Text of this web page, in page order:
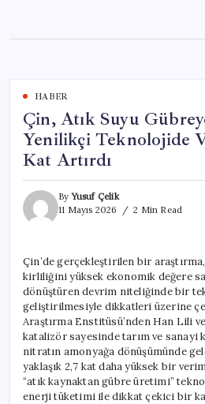
content
HABER
Çin, Atık Suyu
Yenilikçi Teknolojide
Kat Artırdı
ByYusuf Çelik
11 Mayıs 2026
2 Min Read
Çin’de gerçekleştirilen bir
kirliliğini yüksek ekonomik değere
dönüştüren devrim niteliğinde bir
geliştirilmesiyle dikkatleri üzerine
Araştırma Enstitüsü’nden Han Lili
katalizör sayesinde tarım ve sanayi
nitratın amonyağa dönüşümünde
yaklaşık 2,7 kat daha yüksek bir
“atık kaynaktan gübre üretimi”
enerji tüketimi ile dikkat çekici bir